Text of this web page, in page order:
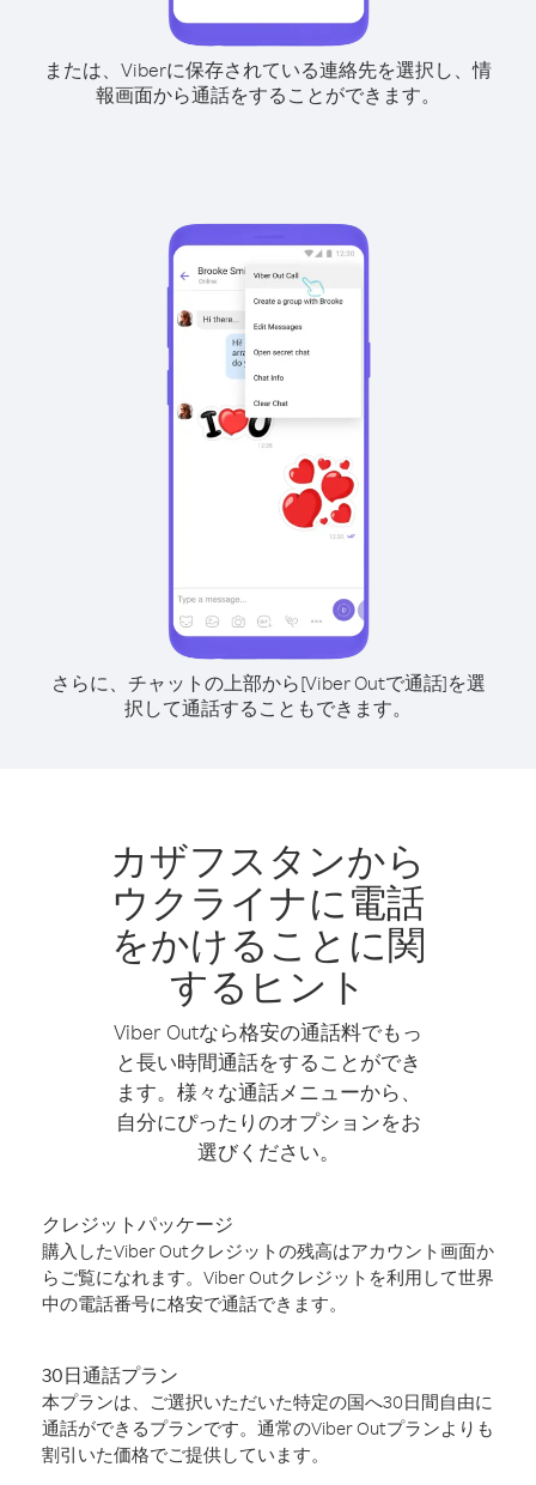
または、Viberに保存されている連絡先を選択し、情
報画面から通話をすることができます。
さらに、チャットの上部から[Viber Outで通話]を選
択して通話することもできます。
カザフスタンから
ウクライナに電話
をかけることに関
するヒント
Viber Outなら格安の通話料でもっ
と長い時間通話をすることができ
ます。様々な通話メニューから、
自分にぴったりのオプションをお
選びください。
クレジットパッケージ
購入したViber Outクレジットの残高はアカウント画面か
らご覧になれます。Viber Outクレジットを利用して世界
中の電話番号に格安で通話できます。
30日通話プラン
本プランは、ご選択いただいた特定の国へ30日間自由に
通話ができるプランです。通常のViber Outプランよりも
割引いた価格でご提供しています。